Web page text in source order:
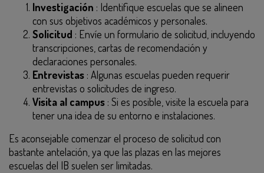
Investigación : Identifique escuelas que se alineen
con sus objetivos académicos y personales.
Solicitud : Envíe un formulario de solicitud, incluyendo
transcripciones, cartas de recomendación y
declaraciones personales.
Entrevistas : Algunas escuelas pueden requerir
entrevistas o solicitudes de ingreso.
Visita al campus : Si es posible, visite la escuela para
tener una idea de su entorno e instalaciones.
Es aconsejable comenzar el proceso de solicitud con
bastante antelación, ya que las plazas en las mejores
escuelas del IB suelen ser limitadas.